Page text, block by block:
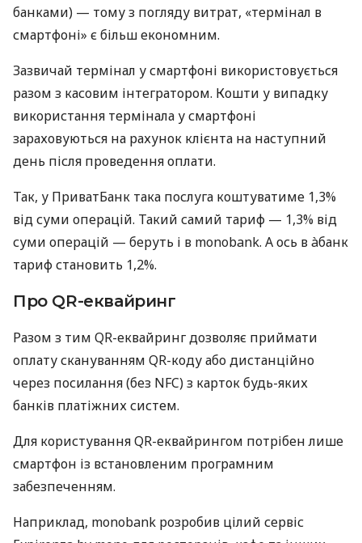
банками) — тому з погляду витрат, «термінал в
смартфоні» є більш економним.
Зазвичай термінал у смартфоні використовується
разом з касовим інтегратором. Кошти у випадку
використання термінала у смартфоні
зараховуються на рахунок клієнта на наступний
день після проведення оплати.
Так, у ПриватБанк така послуга коштуватиме 1,3%
від суми операцій. Такий самий тариф — 1,3% від
суми операцій — беруть і в monobank. А ось в àбанк
тариф становить 1,2%.
Про QR-еквайринг
Разом з тим QR-еквайринг дозволяє приймати
оплату скануванням QR-коду або дистанційно
через посилання (без NFC) з карток будь-яких
банків платіжних систем.
Для користування QR-еквайрингом потрібен лише
смартфон із встановленим програмним
забезпеченням.
Наприклад, monobank розробив цілий сервіс